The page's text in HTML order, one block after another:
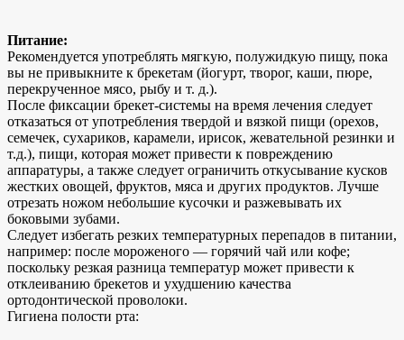
Питание:
Рекомендуется употреблять мягкую, полужидкую пищу, пока
вы не привыкните к брекетам (йогурт, творог, каши, пюре,
перекрученное мясо, рыбу и т. д.).
После фиксации брекет-системы на время лечения следует
отказаться от употребления твердой и вязкой пищи (орехов,
семечек, сухариков, карамели, ирисок, жевательной резинки и
т.д.), пищи, которая может привести к повреждению
аппаратуры, а также следует ограничить откусывание кусков
жестких овощей, фруктов, мяса и других продуктов. Лучше
отрезать ножом небольшие кусочки и разжевывать их
боковыми зубами.
Следует избегать резких температурных перепадов в питании,
например: после мороженого — горячий чай или кофе;
поскольку резкая разница температур может привести к
отклеиванию брекетов и ухудшению качества
ортодонтической проволоки.
Гигиена полости рта: